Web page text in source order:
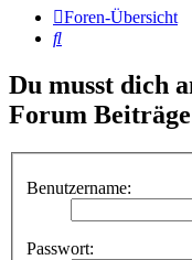
Foren-Übersicht
Suche
Du musst dich
Forum
Benutzername:
Passwort: